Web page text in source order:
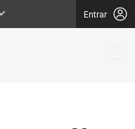
Entrar